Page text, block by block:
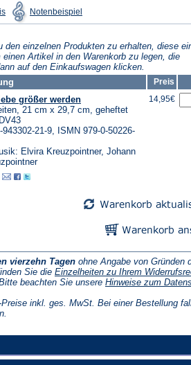
Tab)
(Öffnet
in
einem
Tab)
Notenbeispiel in
einem
Tab)
den einzelnen Produkten zu erhalten, diese
Artikel in den Warenkorb zu legen, die
auf den Einkaufswagen klicken.
Preis
größer werden
21 cm x 29,7 cm, geheftet
943302-21-9, ISMN 979-0-50226-
Elvira Kreuzpointner, Johann
14,95€
vierzehn Tagen ohne Angabe von Gründen
Sie die Einzelheiten zu Ihrem
beachten Sie unsere Hinweise zum
inkl. ges. MwSt. Bei einer Bestellung